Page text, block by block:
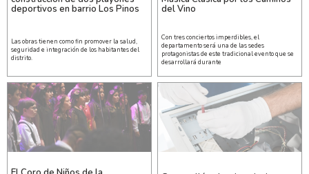
deportivos en barrio Los Pinos
Las obras tienen como fin promover la salud,
seguridad e integración de los habitantes del
distrito.
del Vino
Con tres conciertos imperdibles, el
departamento será una de las sedes
protagonistas de este tradicional evento que se
desarrollará durante